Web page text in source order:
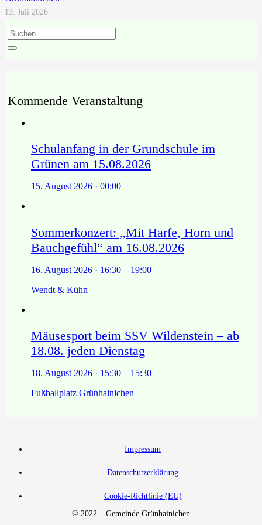
13. Juli 2026
Kommende Veranstaltung
Schulanfang in der Grundschule im
Grünen am 15.08.2026
15. August 2026 · 00:00
Sommerkonzert: „Mit Harfe, Horn und
Bauchgefühl“ am 16.08.2026
16. August 2026 · 16:30 – 19:00
Wendt & Kühn
Mäusesport beim SSV Wildenstein – ab
18.08. jeden Dienstag
18. August 2026 · 15:30 – 15:30
Fußballplatz Grünhainichen
Impressum
Datenschutzerklärung
Cookie-Richtlinie (EU)
© 2022 – Gemeinde Grünhainichen